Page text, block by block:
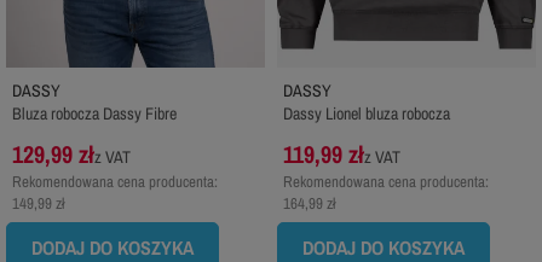
DASSY
Bluza robocza Dassy Fibre
129,99 złz VAT
Rekomendowana cena producenta:
149,99 zł
DODAJ DO KOSZYKA
DASSY
Dassy Lionel bluza robocza
119,99 złz VAT
Rekomendowana cena producenta:
164,99 zł
DODAJ DO KOSZYKA